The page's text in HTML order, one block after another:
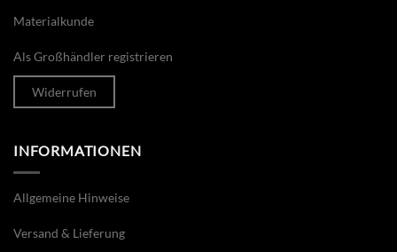
Materialkunde
Als Großhändler registrieren
Widerrufen
INFORMATIONEN
Allgemeine Hinweise
Versand & Lieferung